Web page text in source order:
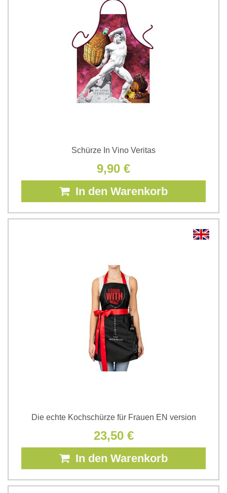
Schürze In Vino Veritas
9,90 €
In den Warenkorb
Die echte Kochschürze für Frauen EN version
23,50 €
In den Warenkorb